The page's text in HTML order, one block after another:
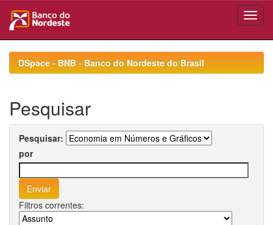
navigationDSpace - BNB - Banco do Nordeste do Brasil
Pesquisar
Pesquisar:
por
Filtros correntes: